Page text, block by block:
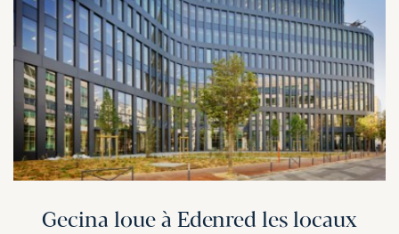
Gecina loue à Edenred les locaux